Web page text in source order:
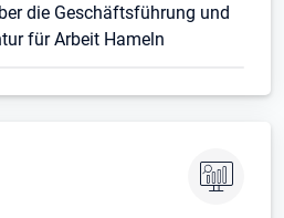
die Geschäftsführung und
für Arbeit Hameln